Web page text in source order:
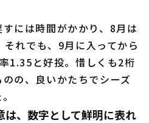
には時間がかかり、8月は
れでも、9月に入ってから
1.35と好投。惜しくも2桁
の、良いかたちでシーズ
、数字として鮮明に表れ